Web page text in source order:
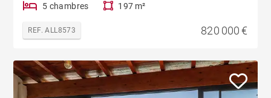
5 chambres 197 m²
REF. ALL8573 820 000 €